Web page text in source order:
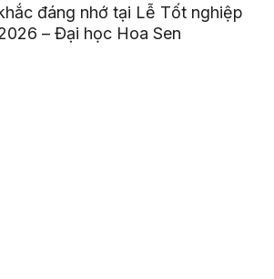
đáng nhớ tại Lễ Tốt nghiệp
– Đại học Hoa Sen